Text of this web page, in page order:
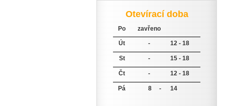
Otevírací doba
Po zavřeno
Út - 12 - 18
St - 15 - 18
Čt - 12 - 18
Pá 8 - 14